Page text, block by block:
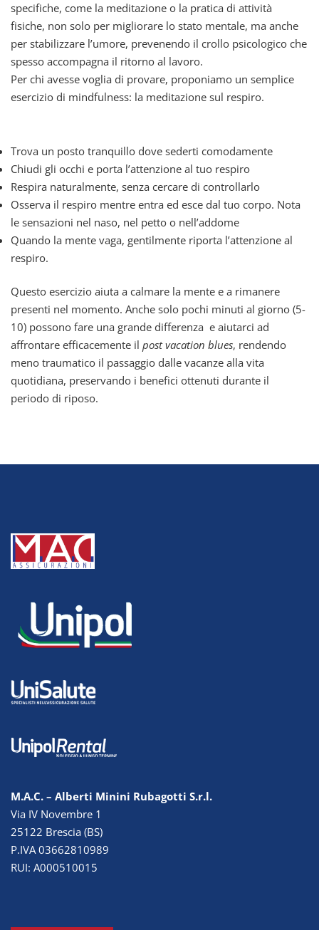
specifiche, come la meditazione o la pratica di attività
fisiche, non solo per migliorare lo stato mentale, ma anche
per stabilizzare l’umore, prevenendo il crollo psicologico che
spesso accompagna il ritorno al lavoro.
Per chi avesse voglia di provare, proponiamo un semplice
esercizio di mindfulness: la meditazione sul respiro.
Trova un posto tranquillo dove sederti comodamente
Chiudi gli occhi e porta l’attenzione al tuo respiro
Respira naturalmente, senza cercare di controllarlo
Osserva il respiro mentre entra ed esce dal tuo corpo. Nota
le sensazioni nel naso, nel petto o nell’addome
Quando la mente vaga, gentilmente riporta l’attenzione al
respiro.
Questo esercizio aiuta a calmare la mente e a rimanere
presenti nel momento. Anche solo pochi minuti al giorno (5-
10) possono fare una grande differenza e aiutarci ad
affrontare efficacemente il post vacation blues, rendendo
meno traumatico il passaggio dalle vacanze alla vita
quotidiana, preservando i benefici ottenuti durante il
periodo di riposo.
M.A.C. – Alberti Minini Rubagotti S.r.l.
Via IV Novembre 1
25122 Brescia (BS)
P.IVA 03662810989
RUI: A000510015